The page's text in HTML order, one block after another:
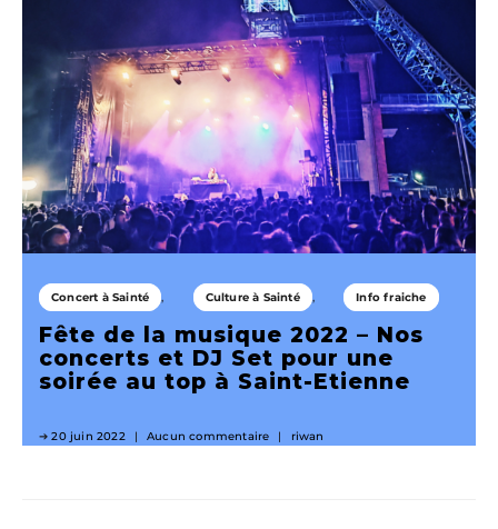
Concert à Sainté Culture à Sainté Info fraiche
Fête de la musique 2022 – Nos
concerts et DJ Set pour une
soirée au top à Saint-Etienne
20 juin 2022 Aucun commentaire riwan